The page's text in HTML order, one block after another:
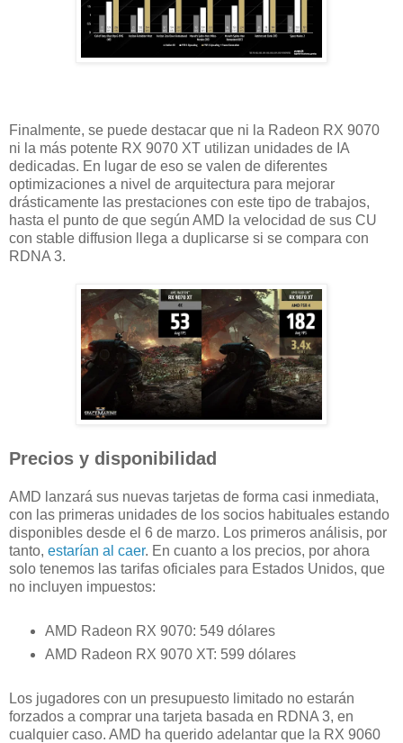
Finalmente, se puede destacar que ni la Radeon RX 9070
ni la más potente RX 9070 XT utilizan unidades de IA
dedicadas. En lugar de eso se valen de diferentes
optimizaciones a nivel de arquitectura para mejorar
drásticamente las prestaciones con este tipo de trabajos,
hasta el punto de que según AMD la velocidad de sus CU
con stable diffusion llega a duplicarse si se compara con
RDNA 3.
Precios y disponibilidad
AMD lanzará sus nuevas tarjetas de forma casi inmediata,
con las primeras unidades de los socios habituales estando
disponibles desde el 6 de marzo. Los primeros análisis, por
tanto, estarían al caer. En cuanto a los precios, por ahora
solo tenemos las tarifas oficiales para Estados Unidos, que
no incluyen impuestos:
AMD Radeon RX 9070: 549 dólares
AMD Radeon RX 9070 XT: 599 dólares
Los jugadores con un presupuesto limitado no estarán
forzados a comprar una tarjeta basada en RDNA 3, en
cualquier caso. AMD ha querido adelantar que la RX 9060